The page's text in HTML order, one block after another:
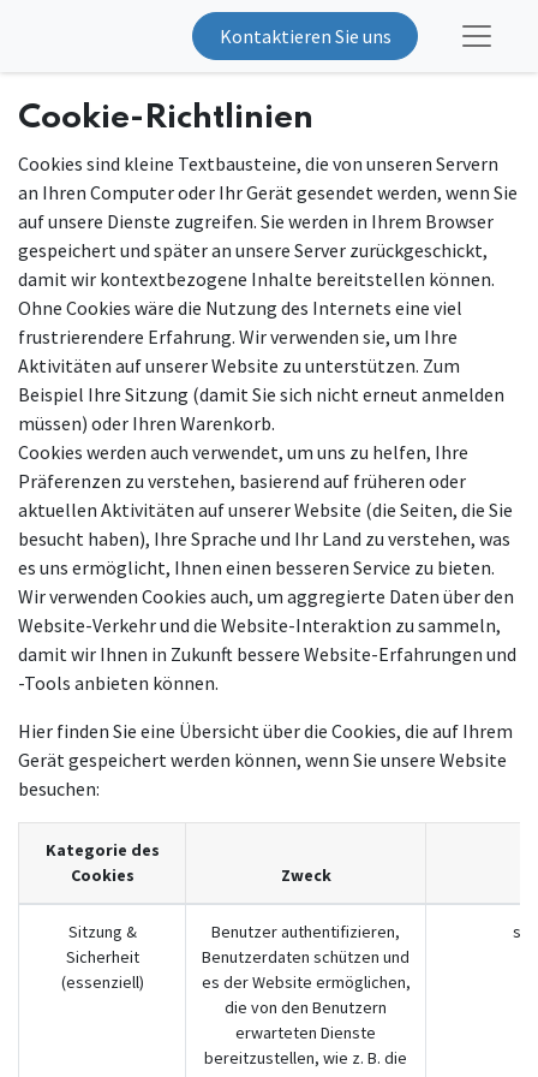
Kontaktieren Sie uns
Cookie-Richtlinien
Cookies sind kleine Textbausteine, die von unseren Servern
an Ihren Computer oder Ihr Gerät gesendet werden, wenn Sie
auf unsere Dienste zugreifen. Sie werden in Ihrem Browser
gespeichert und später an unsere Server zurückgeschickt,
damit wir kontextbezogene Inhalte bereitstellen können.
Ohne Cookies wäre die Nutzung des Internets eine viel
frustrierendere Erfahrung. Wir verwenden sie, um Ihre
Aktivitäten auf unserer Website zu unterstützen. Zum
Beispiel Ihre Sitzung (damit Sie sich nicht erneut anmelden
müssen) oder Ihren Warenkorb.
Cookies werden auch verwendet, um uns zu helfen, Ihre
Präferenzen zu verstehen, basierend auf früheren oder
aktuellen Aktivitäten auf unserer Website (die Seiten, die Sie
besucht haben), Ihre Sprache und Ihr Land zu verstehen, was
es uns ermöglicht, Ihnen einen besseren Service zu bieten.
Wir verwenden Cookies auch, um aggregierte Daten über den
Website-Verkehr und die Website-Interaktion zu sammeln,
damit wir Ihnen in Zukunft bessere Website-Erfahrungen und
-Tools anbieten können.
Hier finden Sie eine Übersicht über die Cookies, die auf Ihrem
Gerät gespeichert werden können, wenn Sie unsere Website
besuchen:
Kategorie des
Cookies
Zweck
Sitzung &
Sicherheit
(essenziell)
Benutzer authentifizieren,
Benutzerdaten schützen und
es der Website ermöglichen,
die von den Benutzern
erwarteten Dienste
bereitzustellen, wie z. B. die